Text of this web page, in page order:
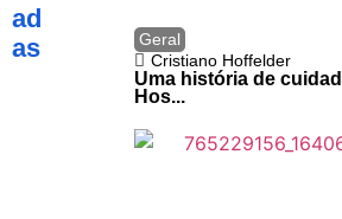
ad
as
Geral
Cristiano Hoffelder
Uma história de
Hos...